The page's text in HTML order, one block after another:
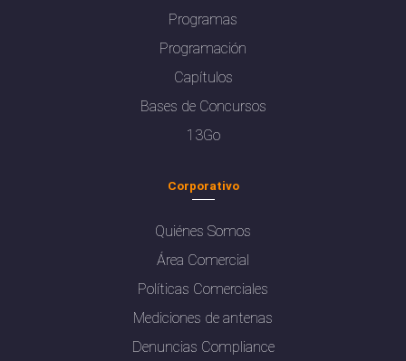
Programas
Programación
Capítulos
Bases de Concursos
13Go
Corporativo
Quiénes Somos
Área Comercial
Políticas Comerciales
Mediciones de antenas
Denuncias Compliance